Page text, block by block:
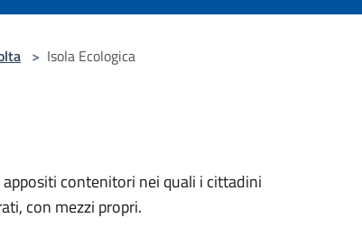
> Isola Ecologica
contenitori nei quali i cittadini
con mezzi propri.